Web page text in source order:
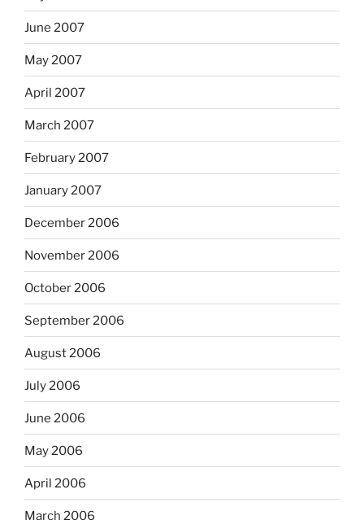
June 2007
May 2007
April 2007
March 2007
February 2007
January 2007
December 2006
November 2006
October 2006
September 2006
August 2006
July 2006
June 2006
May 2006
April 2006
March 2006